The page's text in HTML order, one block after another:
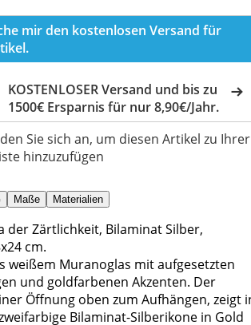
mir den kostenlosen Versand für
KOSTENLOSER Versand und bis zu
1500€ Ersparnis für nur 8,90€/Jahr.
Sie sich an, um diesen Artikel zu Ihrer
hinzuzufügen
Maße Materialien
der Zärtlichkeit, Bilaminat Silber,
cm.
weißem Muranoglas mit aufgesetzten
und goldfarbenen Akzenten. Der
Öffnung oben zum Aufhängen, zeigt
Bilaminat-Silberikone in Gold